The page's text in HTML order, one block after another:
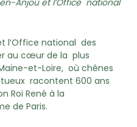
l’Office national des
au cœur de la plus
et-Loire, où chênes
racontent 600 ans
Roi René à la
de Paris.